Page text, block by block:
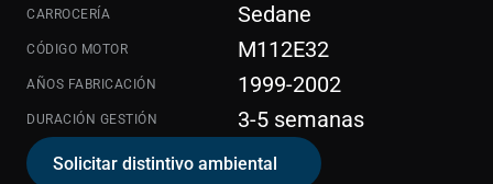
CARROCERÍA Sedane
CÓDIGO MOTOR M112E32
AÑOS FABRICACIÓN 1999-2002
DURACIÓN GESTIÓN 3-5 semanas
Solicitar distintivo ambiental